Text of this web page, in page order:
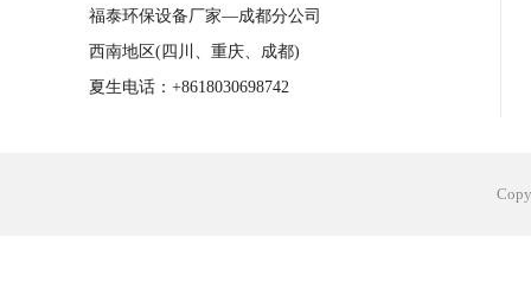
福泰环保设备厂家—成都分公司
西南地区(四川、重庆、成都)
夏生电话：+8618030698742